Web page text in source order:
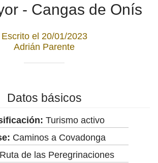
- Cangas de Onís
Escrito el 20/01/2023
Adrián Parente
Datos básicos
Turismo activo
Caminos a Covadonga
Ruta de las Peregrinaciones